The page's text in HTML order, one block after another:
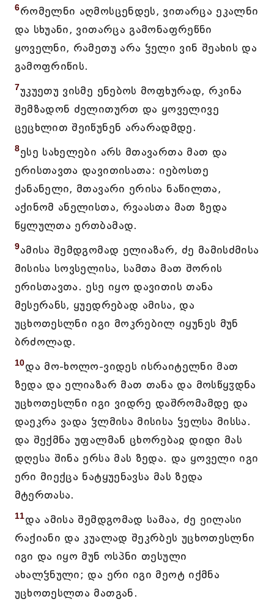
6რომელნი აღმოსცენდეს, ვითარცა ეკალნი
და სხუანი, ვითარცა გამონაფრეწნი
ყოველნი, რამეთუ არა ჴელი ვინ შეახის და
გამოფრიწის.
7უკუეთუ ვისმე ენებოს მოფხურად, რკინა
შემზადონ ძელითურთ და ყოველივე
ცეცხლით შეიწუნენ არარადმდე.
8ესე სახელები არს მთავართა მათ და
ერისთავთა დავითისათა: იებოსთე
ქანანელი, მთავარი ერისა ნაწილთა,
აქინომ ანელისთა, რვაასთა მათ ზედა
წყლულთა ერთბამად.
9ამისა შემდგომად ელიაზარ, ძე მამისძმისა
მისისა სოვსელისა, სამთა მათ შორის
ერისთავთა. ესე იყო დავითის თანა
მესერანს, ყუედრებად ამისა, და
უცხოთესლნი იგი მოკრებილ იყუნეს მუნ
ბრძოლად.
10და მო-ხოლო-ვიდეს ისრაიტელნი მათ
ზედა და ელიაზარ მათ თანა და მოსწყჳდნა
უცხოთესლნი იგი ვიდრე დაშრომამდე და
დაეკრა ვადა ჴლმისა მისისა ჴელსა მისსა.
და შექმნა უფალმან ცხორებაჲ დიდი მას
დღესა შინა ერსა მას ზედა. და ყოველი იგი
ერი მიექცა ნატყუენავსა მას ზედა
მტერთასა.
11და ამისა შემდგომად სამაა, ძე ეილასი
რაქიანი და კუალად შეკრბეს უცხოთესლნი
იგი და იყო მუნ ოსპნი თესული
ახალჴნული; და ერი იგი მეოტ იქმნა
უცხოთესლთა მათგან.